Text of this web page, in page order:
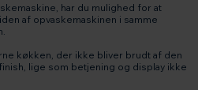
har du mulighed for at
af opvaskemaskinen i samme
køkken, der ikke bliver brudt af den
lige som betjening og display ikke